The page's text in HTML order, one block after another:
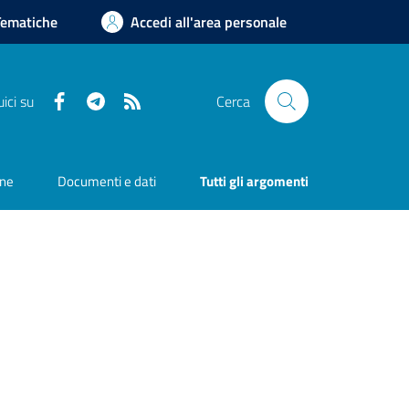
Accedi all'area personale
su FacebookTelegram Cerca
Documenti e dati Tutti gli argomenti